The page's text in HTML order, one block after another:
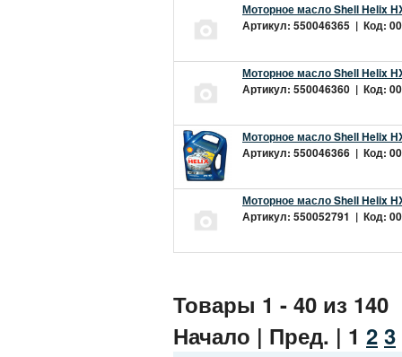
Моторное масло Shell Helix
Артикул: 550046365 | Код:
Моторное масло Shell Helix
Артикул: 550046360 | Код:
Моторное масло Shell Helix
Артикул: 550046366 | Код:
Моторное масло Shell Helix
Артикул: 550052791 | Код:
Товары 1 - 40 из 140
Начало | Пред. | 1 2 3